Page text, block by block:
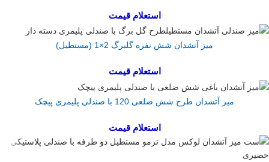
استعلام قیمت
میز آتشدان شش نفره گلبرگ 2×1 (مستطیل)
استعلام قیمت
میز آتشدان طرح شش ضلعی 120 با صندلی پلیمری پیچک
استعلام قیمت